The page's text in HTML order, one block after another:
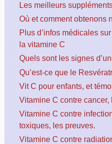
Les meilleurs
Où et comment obtenons
Plus d’infos médicales
la vitamine C
Quels sont les signes
Qu’est-ce que le
Vit C pour enfants, et
Vitamine C contre
Vitamine C contre
toxiques, les preuves.
Vitamine C contre